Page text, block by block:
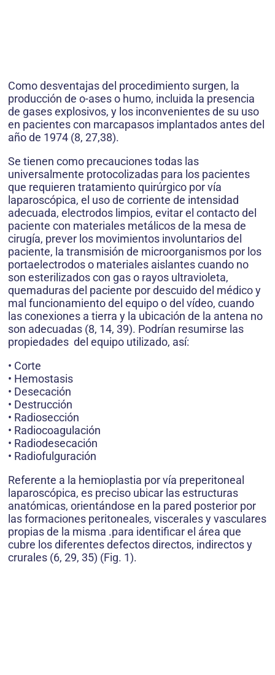
Como desventajas del procedimiento surgen, la
producción de o-ases o humo, incluida la presencia
de gases explosivos, y los inconvenientes de su uso
en pacientes con marcapasos implantados antes del
año de 1974 (8, 27,38).
Se tienen como precauciones todas las
universalmente protocolizadas para los pacientes
que requieren tratamiento quirúrgico por vía
laparoscópica, el uso de corriente de intensidad
adecuada, electrodos limpios, evitar el contacto del
paciente con materiales metálicos de la mesa de
cirugía, prever los movimientos involuntarios del
paciente, la transmisión de microorganismos por los
portaelectrodos o materiales aislantes cuando no
son esterilizados con gas o rayos ultravioleta,
quemaduras del paciente por descuido del médico y
mal funcionamiento del equipo o del vídeo, cuando
las conexiones a tierra y la ubicación de la antena no
son adecuadas (8, 14, 39). Podrían resumirse las
propiedades del equipo utilizado, así:
• Corte
• Hemostasis
• Desecación
• Destrucción
• Radiosección
• Radiocoagulación
• Radiodesecación
• Radiofulguración
Referente a la hemioplastia por vía preperitoneal
laparoscópica, es preciso ubicar las estructuras
anatómicas, orientándose en la pared posterior por
las formaciones peritoneales, viscerales y vasculares
propias de la misma .para identificar el área que
cubre los diferentes defectos directos, indirectos y
crurales (6, 29, 35) (Fig. 1).